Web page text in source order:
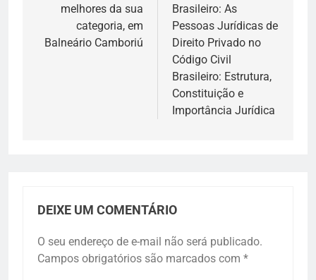
melhores da sua
categoria, em
Balneário Camboriú
Brasileiro: As
Pessoas Jurídicas de
Direito Privado no
Código Civil
Brasileiro: Estrutura,
Constituição e
Importância Jurídica
DEIXE UM COMENTÁRIO
O seu endereço de e-mail não será publicado.
Campos obrigatórios são marcados com *